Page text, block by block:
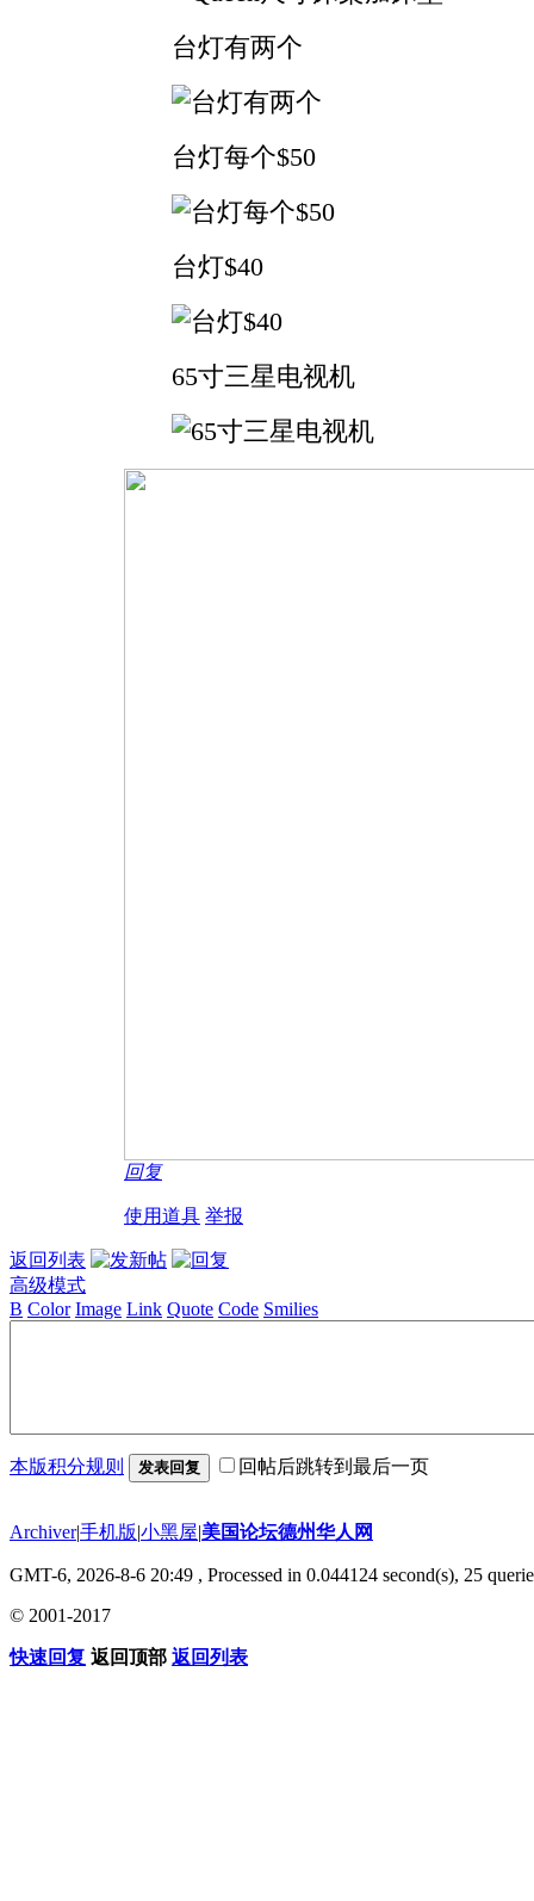
台灯有两个
台灯每个$50
台灯$40
65寸三星电视机
回复
使用道具 举报
返回列表
高级模式
B Color Image Link Quote Code Smilies
本版积分规则 发表回复 回帖后跳转到最后一页
Archiver|手机版|小黑屋|美国论坛德州华人网
GMT-6, 2026-8-6 20:49 , Processed in 0.044124 second(s), 25
© 2001-2017
快速回复 返回顶部 返回列表